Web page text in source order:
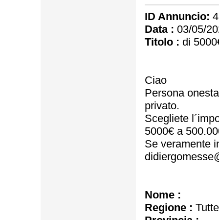
ID Annuncio:
Data : 03/05/
Titolo : di
Ciao
Persona
privato.
Scegliete
5000€ a
Se veramente
Nome :
Regione :